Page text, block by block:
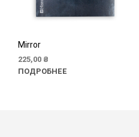
Mirror
225,00 ₴
ПОДРОБНЕЕ